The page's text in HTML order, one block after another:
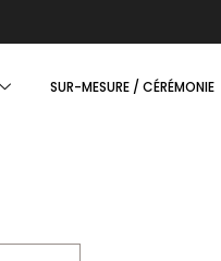
SUR-MESURE / CÉRÉMONIE